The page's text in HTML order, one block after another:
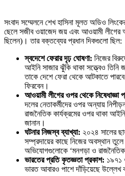
সংবাদ সম্মেলনে শেখ হাসিনা মূলত অডিও
ছেলে সজীব ওয়াজেদ জয় এবং আওয়ামী লীগের
ছিলেন)। তার বক্তব্যের প্রধান দিকগুলো ছিল:
স্বদেশে ফেরার দৃঢ় ঘোষণা: নিজের
আইনি সাজার ঝুঁকি থাকা সত্ত্বেও তিনি
তাকে দেশে ফেরা থেকে আটকাতে পারবে
ফিরবেন।
আওয়ামী লীগের ওপর থেকে নিষেধাজ্ঞা
দলের নেতাকর্মীদের ওপর অন্যায়
রাজনৈতিক কার্যক্রমের ওপর থাকা
জানান।
ঘটনার নিজস্ব ব্যাখ্যা: ২০২৪ সালের
সম্প্রদায়ের কাছে নিজের অবস্থান তুলে
অভিযোগগুলোকে ‘মনগড়া ও রাজনৈতিক
ভারতের প্রতি কৃতজ্ঞতা প্রকাশ: ১৯৭১
ভারত আবারও পাশে দাঁড়িয়েছে উল্লেখ